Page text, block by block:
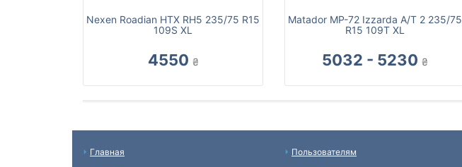
Nexen Roadian HTX RH5 235/75 R15
109S XL
4550 ₴
Matador MP-72 Izzarda A/T 2 235/75
R15 109T XL
5032 - 5230 ₴
Главная
Пользователям